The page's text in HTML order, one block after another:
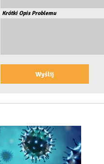
Krótki Opis Problemu